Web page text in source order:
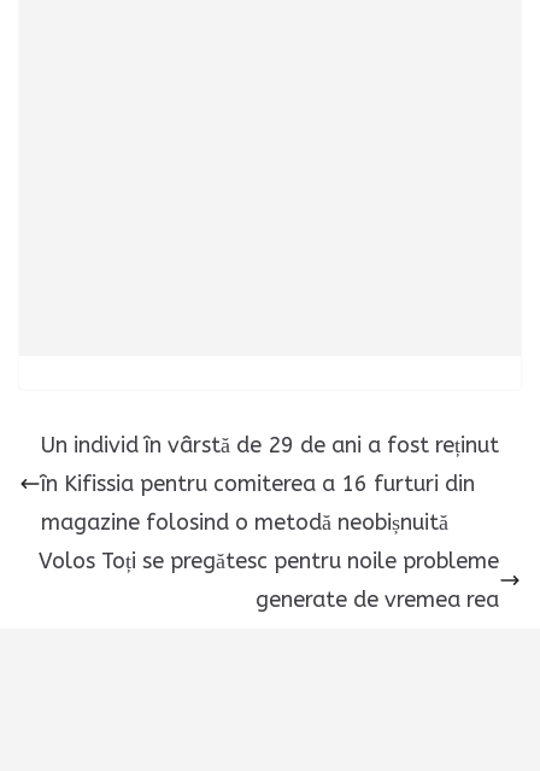
Un individ în vârstă de 29 de ani a fost reținut
în Kifissia pentru comiterea a 16 furturi din
magazine folosind o metodă neobișnuită
Volos Toți se pregătesc pentru noile probleme
generate de vremea rea